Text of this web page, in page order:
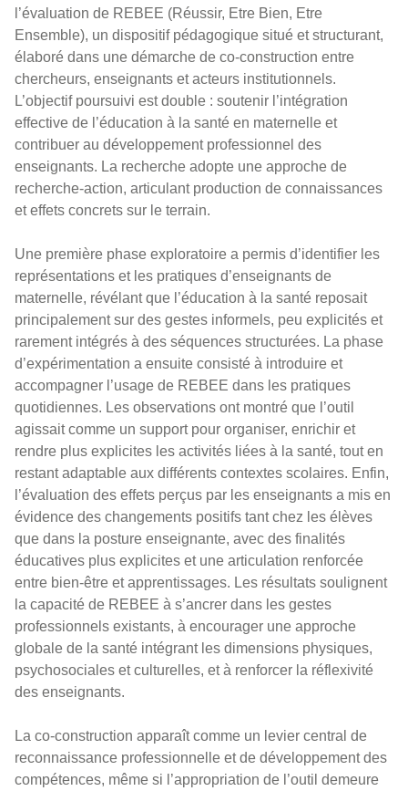
l’évaluation de REBEE (Réussir, Etre Bien, Etre
Ensemble), un dispositif pédagogique situé et structurant,
élaboré dans une démarche de co-construction entre
chercheurs, enseignants et acteurs institutionnels.
L’objectif poursuivi est double : soutenir l’intégration
effective de l’éducation à la santé en maternelle et
contribuer au développement professionnel des
enseignants. La recherche adopte une approche de
recherche-action, articulant production de connaissances
et effets concrets sur le terrain.
Une première phase exploratoire a permis d’identifier les
représentations et les pratiques d’enseignants de
maternelle, révélant que l’éducation à la santé reposait
principalement sur des gestes informels, peu explicités et
rarement intégrés à des séquences structurées. La phase
d’expérimentation a ensuite consisté à introduire et
accompagner l’usage de REBEE dans les pratiques
quotidiennes. Les observations ont montré que l’outil
agissait comme un support pour organiser, enrichir et
rendre plus explicites les activités liées à la santé, tout en
restant adaptable aux différents contextes scolaires. Enfin,
l’évaluation des effets perçus par les enseignants a mis en
évidence des changements positifs tant chez les élèves
que dans la posture enseignante, avec des finalités
éducatives plus explicites et une articulation renforcée
entre bien-être et apprentissages. Les résultats soulignent
la capacité de REBEE à s’ancrer dans les gestes
professionnels existants, à encourager une approche
globale de la santé intégrant les dimensions physiques,
psychosociales et culturelles, et à renforcer la réflexivité
des enseignants.
La co-construction apparaît comme un levier central de
reconnaissance professionnelle et de développement des
compétences, même si l’appropriation de l’outil demeure